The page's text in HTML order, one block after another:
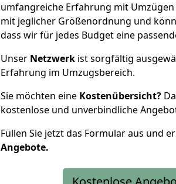
umfangreiche Erfahrung mit
mit jeglicher Größenordnung und
dass wir für jedes Budget eine
Unser Netzwerk ist sorgfältig
Erfahrung im Umzugsbereich.
Sie möchten eine Kostenübersicht?
kostenlose und unverbindliche
Füllen Sie jetzt das Formular aus und
Angebote.